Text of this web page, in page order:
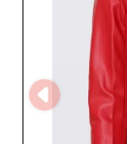
ideal tercihtir.
saygın
garanti ediyoruz. Mağazanızın cazibesini Starshocker
Import &
Modadaki üstün
yüksek
pazarda sizi
seçin.